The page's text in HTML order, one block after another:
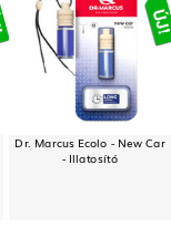
Dr. Marcus Ecolo - New Car
- Illatosító